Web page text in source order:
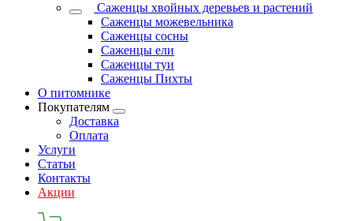
Саженцы хвойных деревьев и растений
Саженцы можевельника
Саженцы сосны
Саженцы ели
Саженцы туи
Саженцы Пихты
О питомнике
Покупателям
Доставка
Оплата
Услуги
Статьи
Контакты
Акции